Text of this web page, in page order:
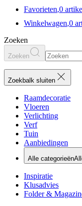
Favorieten,0
Winkelwagen,0
Zoeken
Zoeken
Zoekbalk sluiten
Raamdecoratie
Vloeren
Verlichting
Verf
Tuin
Aanbiedingen
Alle categorieën
Inspiratie
Klusadvies
Folder &